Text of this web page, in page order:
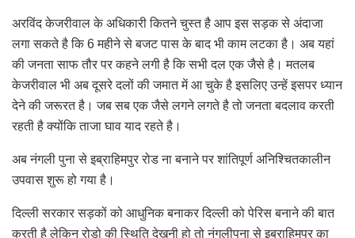
अरविंद केजरीवाल के अधिकारी कितने चुस्त है आप इस सड़क से अंदाजा
लगा सकते है कि 6 महीने से बजट पास के बाद भी काम लटका है। अब यहां
की जनता साफ तौर पर कहने लगी है कि सभी दल एक जैसे है। मतलब
केजरीवाल भी अब दूसरे दलों की जमात में आ चुके है इसलिए उन्हें इसपर ध्यान
देने की जरूरत है। जब सब एक जैसे लगने लगते है तो जनता बदलाव करती
रहती है क्योंकि ताजा घाव याद रहते है।
अब नंगली पुना से इब्राहिमपुर रोड ना बनाने पर शांतिपूर्ण अनिश्चितकालीन
उपवास शुरू हो गया है।
दिल्ली सरकार सड़कों को आधुनिक बनाकर दिल्ली को पेरिस बनाने की बात
करती है लेकिन रोडो की स्थिति देखनी हो तो नंगलीपुना से इब्राहिमपुर का